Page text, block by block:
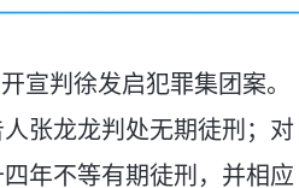
宣判徐发启犯罪集团案。
张龙龙判处无期徒刑；对
年不等有期徒刑，并相应